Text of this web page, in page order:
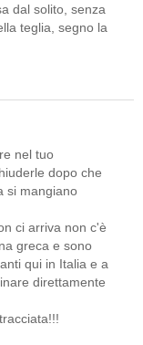
dal solito, senza
teglia, segno la
nel tuo
dopo che
si mangiano
ci arriva non c'è
greca e sono
qui in Italia e a
direttamente